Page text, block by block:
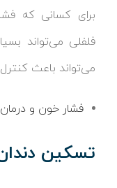
برای کسانی که
فلفلی می‌تواند
می‌تواند باعث کنترل
فشار خون و
تسکین